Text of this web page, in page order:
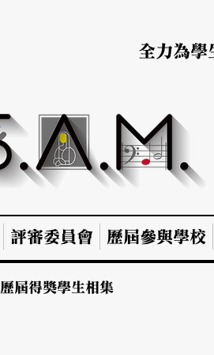
全力為學
評審委員會 歷屆參與學校
歷屆得獎學生相集